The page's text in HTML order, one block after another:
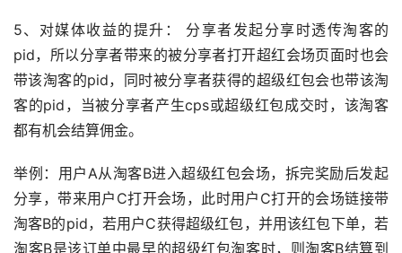
5、对媒体收益的提升： 分享者发起分享时透传淘客的
pid，所以分享者带来的被分享者打开超红会场页面时也会
带该淘客的pid，同时被分享者获得的超级红包会也带该淘
客的pid，当被分享者产生cps或超级红包成交时，该淘客
都有机会结算佣金。
举例：用户A从淘客B进入超级红包会场，拆完奖励后发起
分享，带来用户C打开会场，此时用户C打开的会场链接带
淘客B的pid，若用户C获得超级红包，并用该红包下单，若
淘客B是该订单中最早的超级红包淘客时，则淘客B结算到